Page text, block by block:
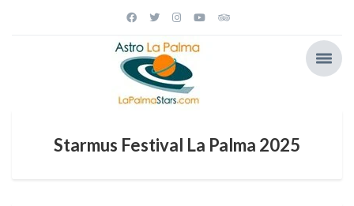
Starmus Festival La Palma 2025